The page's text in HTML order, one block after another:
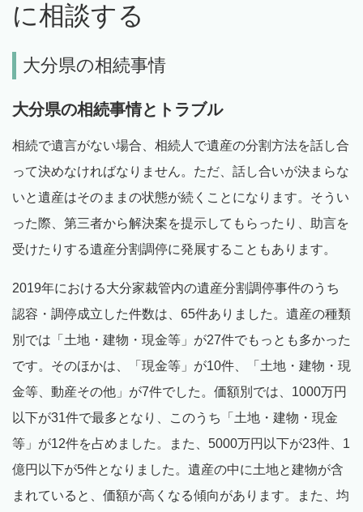
に相談する
大分県の相続事情
大分県の相続事情とトラブル
相続で遺言がない場合、相続人で遺産の分割方法を話し合
って決めなければなりません。ただ、話し合いが決まらな
いと遺産はそのままの状態が続くことになります。そうい
った際、第三者から解決案を提示してもらったり、助言を
受けたりする遺産分割調停に発展することもあります。
2019年における大分家裁管内の遺産分割調停事件のうち
認容・調停成立した件数は、65件ありました。遺産の種類
別では「土地・建物・現金等」が27件でもっとも多かった
です。そのほかは、「現金等」が10件、「土地・建物・現
金等、動産その他」が7件でした。価額別では、1000万円
以下が31件で最多となり、このうち「土地・建物・現金
等」が12件を占めました。また、5000万円以下が23件、1
億円以下が5件となりました。遺産の中に土地と建物が含
まれていると、価額が高くなる傾向があります。また、均